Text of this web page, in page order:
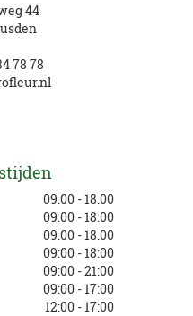
44
78 78
09:00 - 18:00
09:00 - 18:00
09:00 - 18:00
09:00 - 18:00
09:00 - 21:00
09:00 - 17:00
12:00 - 17:00